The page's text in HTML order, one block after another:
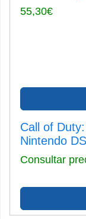
55,30€
Call of
Nintendo DS
Consultar